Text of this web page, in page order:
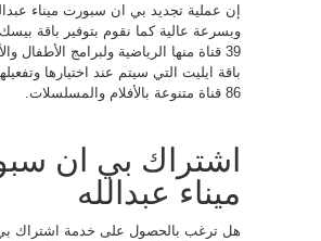
إن عملية تجديد بي ان سبورت ميناء
وبسرعة عالية كما نقوم بتوفير باقة
39 قناة منها الرياضية ولبرامج الأطفال
باقة ايليت التي سيتم عند اختيارها
86 قناة متنوعة بالأفلام والمسلسلات.
اشتراك بي ان
ميناء عبدالله
هل ترغب بالحصول على خدمة اشتراك